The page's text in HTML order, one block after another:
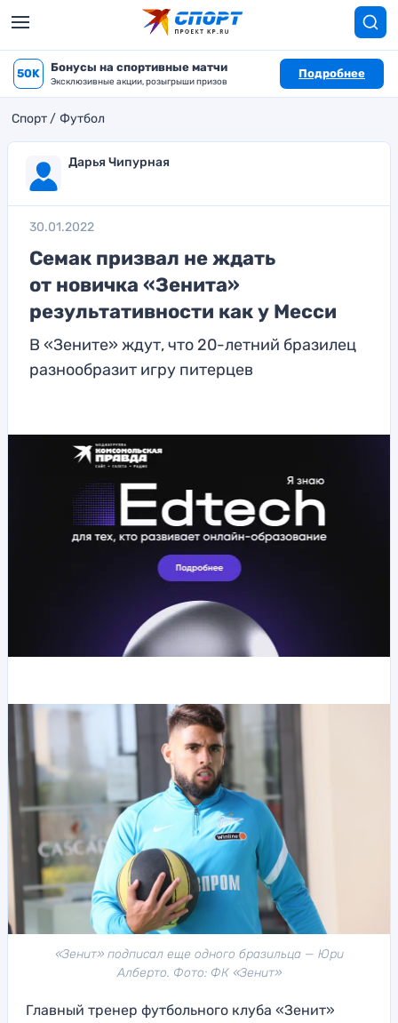
50K Бонусы на спортивные матчи
Эксклюзивные акции, розыгрыши призов
Подробнее
Спорт Футбол
Дарья Чипурная
30.01.2022
Семак призвал не ждать
от новичка «Зенита»
результативности как у Месси
В «Зените» ждут, что 20-летний бразилец
разнообразит игру питерцев
«Зенит» подписал еще одного бразильца — Юри
Алберто. Фото: ФК «Зенит»
Главный тренер футбольного клуба «Зенит»